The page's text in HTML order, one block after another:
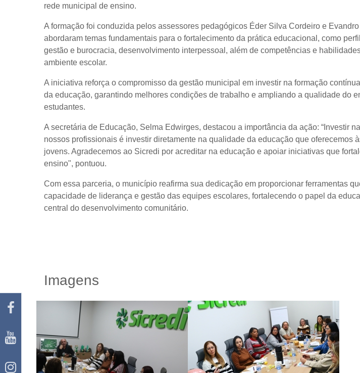
rede municipal de ensino.
A formação foi conduzida pelos assessores pedagógicos Éder Silva Cordeiro e
abordaram temas fundamentais para o fortalecimento da prática educacional, como
gestão e burocracia, desenvolvimento interpessoal, além de competências e
ambiente escolar.
A iniciativa reforça o compromisso da gestão municipal em investir na formação
da educação, garantindo melhores condições de trabalho e ampliando a qualidade do
estudantes.
A secretária de Educação, Selma Edwirges, destacou a importância da ação: “Investir
nossos profissionais é investir diretamente na qualidade da educação que oferecemos
jovens. Agradecemos ao Sicredi por acreditar na educação e apoiar iniciativas que
ensino", pontuou.
Com essa parceria, o município reafirma sua dedicação em proporcionar ferramentas
capacidade de liderança e gestão das equipes escolares, fortalecendo o papel da
central do desenvolvimento comunitário.
Imagens